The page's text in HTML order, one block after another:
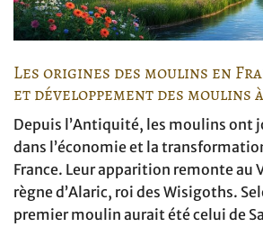
Les origines des moulins en
et développement des moulins
Depuis l’Antiquité, les moulins ont
dans l’économie et la
France. Leur apparition remonte au
règne d’Alaric, roi des Wisigoths.
premier moulin aurait été celui de